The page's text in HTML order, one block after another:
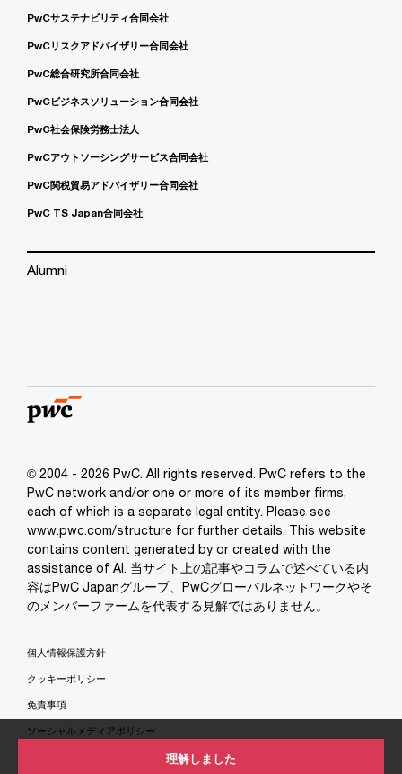
理解しました
PwCサステナビリティ合同会社
PwCリスクアドバイザリー合同会社
PwC総合研究所合同会社
PwCビジネスソリューション合同会社
PwC社会保険労務士法人
PwCアウトソーシングサービス合同会社
PwC関税貿易アドバイザリー合同会社
PwC TS Japan合同会社
Alumni
© 2004 - 2026 PwC. All rights reserved. PwC refers to the
PwC network and/or one or more of its member firms,
each of which is a separate legal entity. Please see
www.pwc.com/structure for further details. This website
contains content generated by or created with the
assistance of AI. 当サイト上の記事やコラムで述べている内
容はPwC Japanグループ、PwCグローバルネットワークやそ
のメンバーファームを代表する見解ではありません。
個人情報保護方針
クッキーポリシー
免責事項
ソーシャルメディアポリシー